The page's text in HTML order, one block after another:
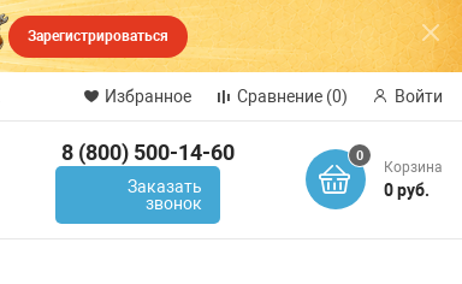
Зарегистрироваться
Избранное Сравнение (0) Войти
8 (800) 500-14-60
Заказать
звонок
0
Корзина
0 руб.